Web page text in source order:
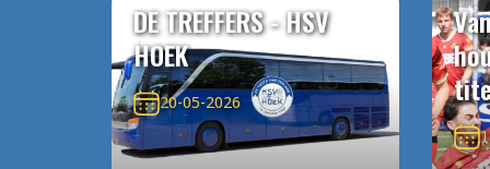
DE TREFFERS - HSV
HOEK
20-05-2026